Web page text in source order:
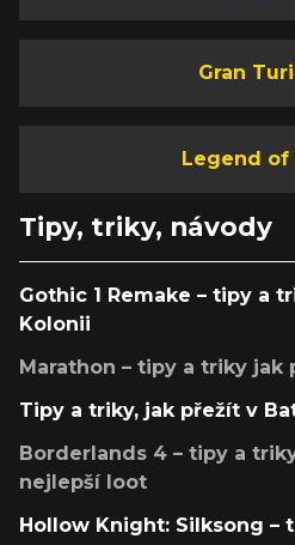
Gran
Legend of
Tipy, triky, návody
Gothic 1 Remake – tipy a
Kolonii
Marathon – tipy a triky jak
Tipy a triky, jak přežít v
Borderlands 4 – tipy a
nejlepší loot
Hollow Knight: Silksong –